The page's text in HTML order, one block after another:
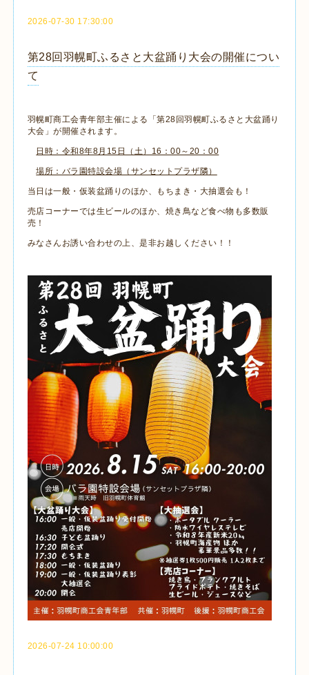
2026-07-30 17:30:00
第28回羽幌町ふるさと大盆踊り大会の開催につい
て
羽幌町商工会青年部主催による「第28回羽幌町ふるさと大盆踊り
大会」が開催されます。
日時：令和8年8月15日（土）16：00～20：00
場所：バラ園特設会場（サンセットプラザ隣）
当日は一般・仮装盆踊りのほか、もちまき・大抽選会も！
売店コーナーでは生ビールのほか、焼き鳥など食べ物も多数販
売！
みなさんお誘い合わせの上、是非お越しください！！
2026-07-24 10:00:00